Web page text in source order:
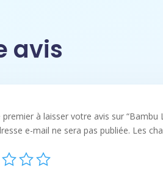
avis
premier à laisser votre avis sur
e-mail ne sera pas publiée. Les